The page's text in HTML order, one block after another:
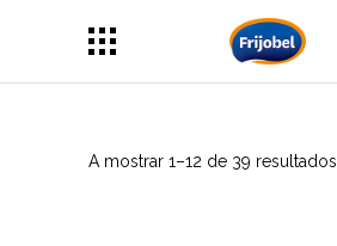
A mostrar 1–12 de 39 resultados